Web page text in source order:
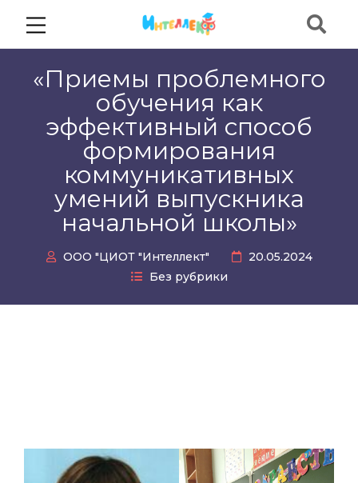
«Приемы проблемного
обучения как
эффективный способ
формирования
коммуникативных
умений выпускника
начальной школы»
ООО "ЦИОТ "Интеллект"
20.05.2024
Без рубрики